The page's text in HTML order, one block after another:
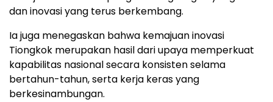
dan inovasi yang terus berkembang.
Ia juga menegaskan bahwa kemajuan inovasi
Tiongkok merupakan hasil dari upaya memperkuat
kapabilitas nasional secara konsisten selama
bertahun-tahun, serta kerja keras yang
berkesinambungan.